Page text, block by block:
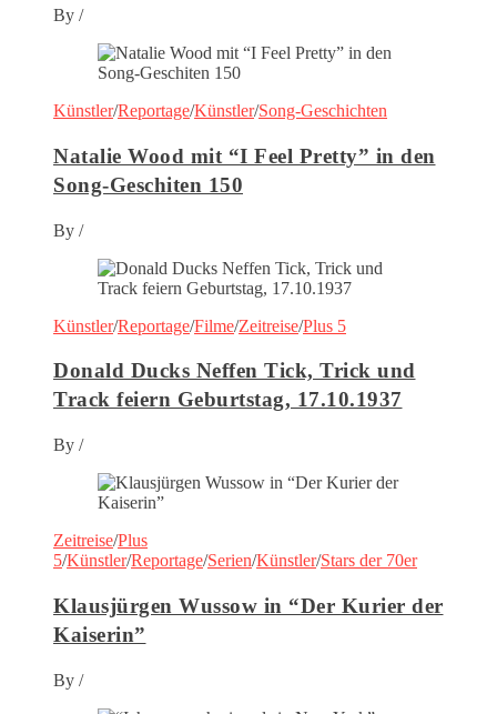
By /
Künstler/Reportage/Künstler/Song-Geschichten
Natalie Wood mit “I Feel Pretty” in den
Song-Geschiten 150
By /
Künstler/Reportage/Filme/Zeitreise/Plus 5
Donald Ducks Neffen Tick, Trick und
Track feiern Geburtstag, 17.10.1937
By /
Zeitreise/Plus
5/Künstler/Reportage/Serien/Künstler/Stars der 70er
Klausjürgen Wussow in “Der Kurier der
Kaiserin”
By /